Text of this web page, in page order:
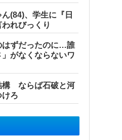
画像」台風13号「...
(84)、学生に『日
れびっくり
はずだったのに…誰
がなくならないワ
構 ならば石破と河
けろ